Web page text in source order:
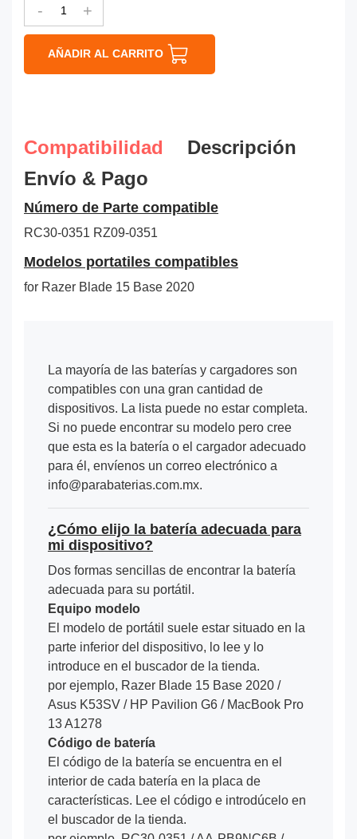
- +
AÑADIR AL CARRITO
Compatibilidad
Descripción
Envío & Pago
Número de Parte compatible
RC30-0351 RZ09-0351
Modelos portatiles compatibles
for Razer Blade 15 Base 2020
La mayoría de las baterías y cargadores son
compatibles con una gran cantidad de
dispositivos. La lista puede no estar completa.
Si no puede encontrar su modelo pero cree
que esta es la batería o el cargador adecuado
para él, envíenos un correo electrónico a
info@parabaterias.com.mx.
¿Cómo elijo la batería adecuada para
mi dispositivo?
Dos formas sencillas de encontrar la batería
adecuada para su portátil.
Equipo modelo
El modelo de portátil suele estar situado en la
parte inferior del dispositivo, lo lee y lo
introduce en el buscador de la tienda.
por ejemplo, Razer Blade 15 Base 2020 /
Asus K53SV / HP Pavilion G6 / MacBook Pro
13 A1278
Código de batería
El código de la batería se encuentra en el
interior de cada batería en la placa de
características. Lee el código e introdúcelo en
el buscador de la tienda.